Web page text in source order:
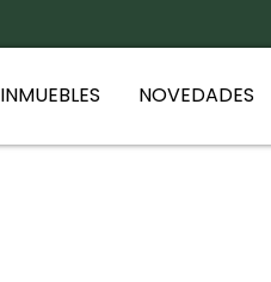
INMUEBLES NOVEDADES